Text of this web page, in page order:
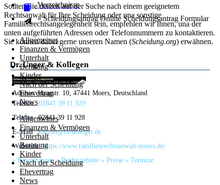
Verzeichnisse
» Scheidungsantrag Online Scheidungsantrag Formular
Allgemeines
Finanzen & Vermögen
Unterhalt
Beratung
Kinder
Nach der Scheidung
Ehevertrag
News
Allgemeines
Finanzen & Vermögen
Unterhalt
Beratung
Kinder
Nach der Scheidung
Ehevertrag
News
Sollten Sie derzeit auf der Suche nach einem geeignetem
Rechtsanwalt für Ihre Scheidung oder una sonstige
Familienrechtsangelegenheit sein, empfehlen wir Ihnen, una der
unten aufgeführten Adressen oder Telefonnummern zu kontaktieren.
Sie können dabei gerne unseren Namen (Scheidung.org) erwähnen.
Dr. Unger & Kollegen
Adresse:Haagstr. 10, 47441 Moers, Deutschland
Telefon
02841 39 11 929
Telefax
02841 39 11 928
E-Mail
kanzlei@ra-drunger.de
Webseite
https://www.familienrechtsanwalt-moers.de/
» Bewertungen » Rechtsgebiete » Preise » Termine